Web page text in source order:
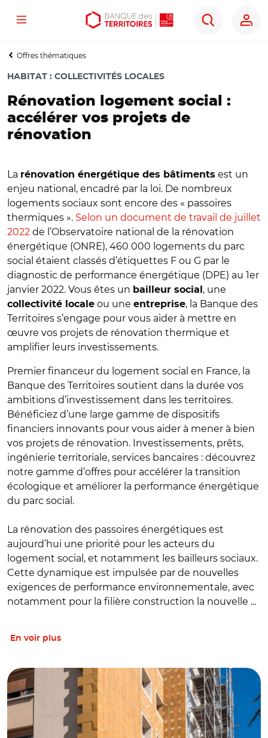
Aller
contenu
Aller
menu
Ouvrir
outils
Menu
Rechercher
Offres thématiques
Rénovation logement social :
accélérer vos projets de
rénovation
HABITAT : COLLECTIVITÉS LOCALES
La rénovation énergétique des bâtiments est un
enjeu national, encadré par la loi. De nombreux
logements sociaux sont encore des « passoires
thermiques ». Selon un document de travail de juillet
2022 de l’Observatoire national de la rénovation
énergétique (ONRE), 460 000 logements du parc
social étaient classés d’étiquettes F ou G par le
diagnostic de performance énergétique (DPE) au 1er
janvier 2022. Vous êtes un bailleur social , une
collectivité locale ou une entreprise, la Banque des
Territoires s’engage pour vous aider à mettre en
œuvre vos projets de rénovation thermique et
amplifier leurs investissements.
Premier financeur du logement social en France, la
Banque des Territoires soutient dans la durée vos
ambitions d’investissement dans les territoires.
Bénéficiez d’une large gamme de dispositifs
financiers innovants pour vous aider à mener à bien
vos projets de rénovation. Investissements, prêts,
ingénierie territoriale, services bancaires : découvrez
notre gamme d’offres pour accélérer la transition
écologique et améliorer la performance énergétique
du parc social.
La rénovation des passoires énergétiques est
aujourd’hui une priorité pour les acteurs du
logement social, et notamment les bailleurs sociaux.
Cette dynamique est impulsée par de nouvelles
exigences de performance environnementale, avec
notamment pour la filière construction la nouvelle ...
En voir plus